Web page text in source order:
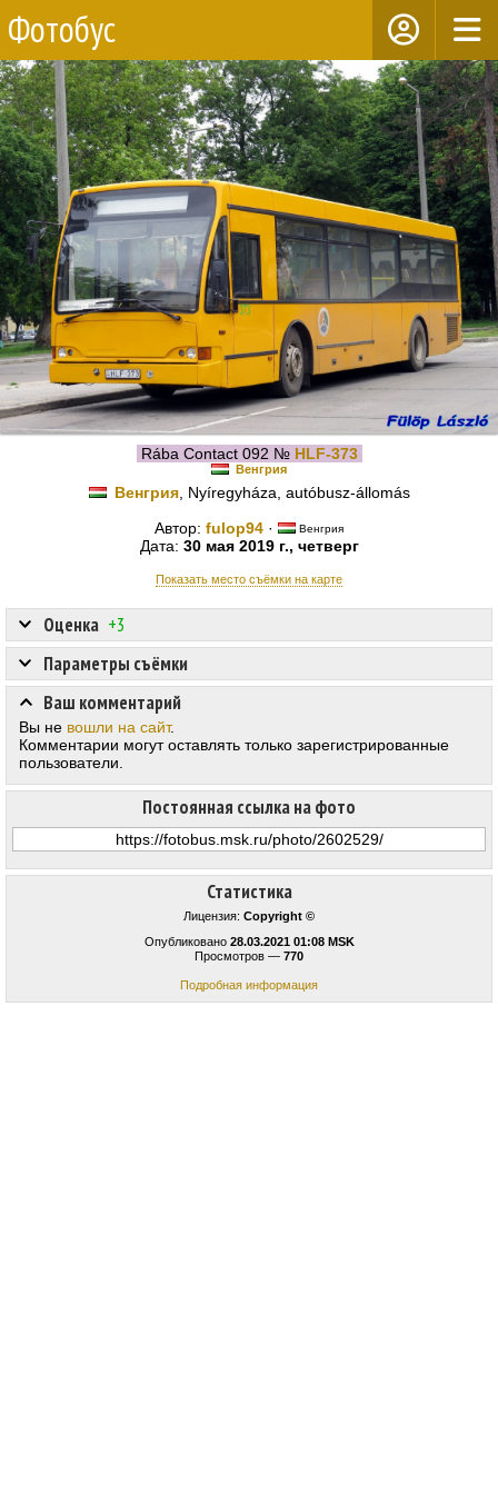
Фотобус
Rába Contact 092 № HLF-373
Венгрия
Венгрия, Nyíregyháza, autóbusz-állomás
Автор: fulop94 · Венгрия
Дата: 30 мая 2019 г., четверг
Показать место съёмки на карте
Статистика
Лицензия: Copyright ©
Опубликовано 28.03.2021 01:08 MSK
Просмотров — 770
Подробная информация
Оценка +3
Постоянная ссылка на фото
Параметры съёмки
Ваш комментарий
Вы не вошли на сайт.
Комментарии могут оставлять только зарегистрированные
пользователи.